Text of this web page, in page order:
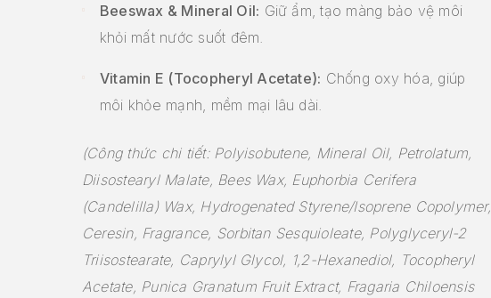
Beeswax & Mineral Oil: Giữ ẩm, tạo màng bảo vệ môi
khỏi mất nước suốt đêm.
Vitamin E (Tocopheryl Acetate): Chống oxy hóa, giúp
môi khỏe mạnh, mềm mại lâu dài.
(Công thức chi tiết: Polyisobutene, Mineral Oil, Petrolatum,
Diisostearyl Malate, Bees Wax, Euphorbia Cerifera
(Candelilla) Wax, Hydrogenated Styrene/Isoprene Copolymer,
Ceresin, Fragrance, Sorbitan Sesquioleate, Polyglyceryl-2
Triisostearate, Caprylyl Glycol, 1,2-Hexanediol, Tocopheryl
Acetate, Punica Granatum Fruit Extract, Fragaria Chiloensis